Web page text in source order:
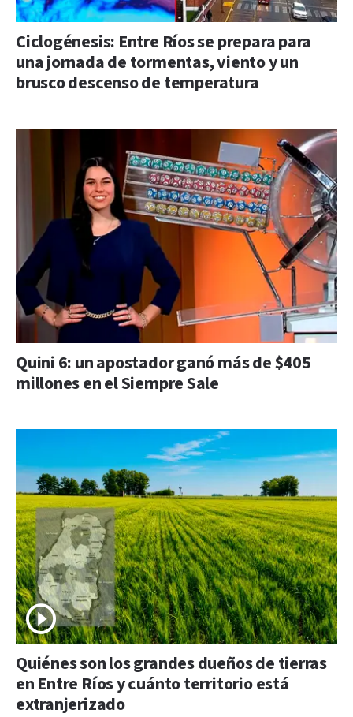
Ciclogénesis: Entre Ríos se prepara para
una jornada de tormentas, viento y un
brusco descenso de temperatura
Quini 6: un apostador ganó más de $405
millones en el Siempre Sale
Quiénes son los grandes dueños de tierras
en Entre Ríos y cuánto territorio está
extranjerizado